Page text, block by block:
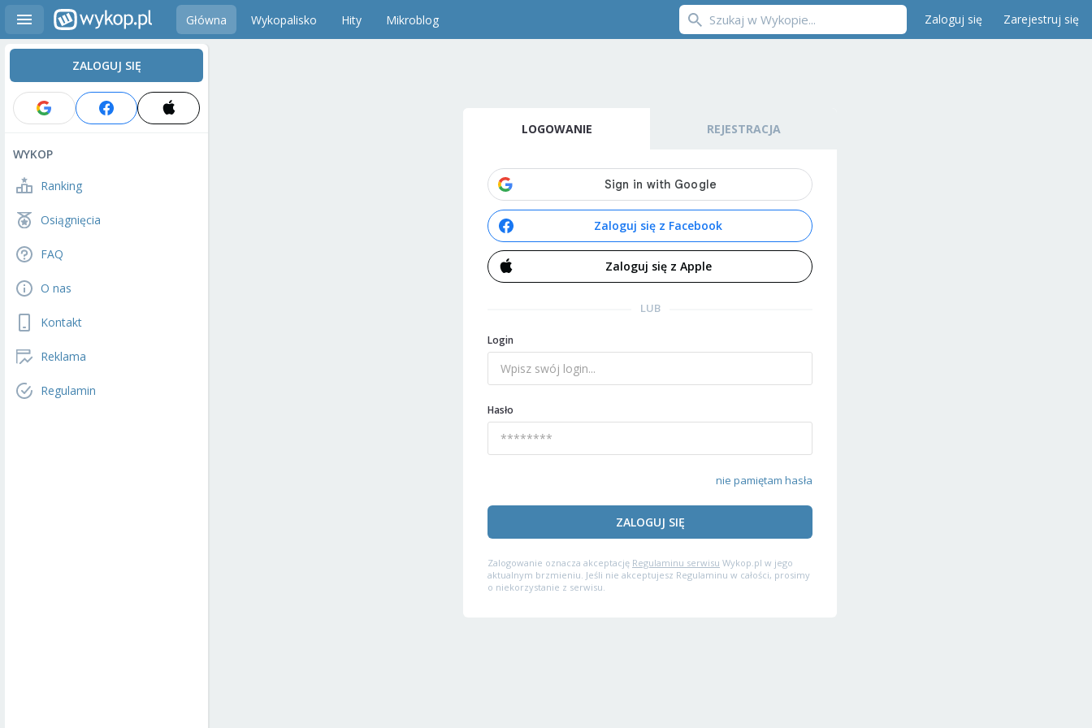
Główna Wykopalisko Hity Mikroblog Zaloguj się Zarejestruj się
ZALOGUJ SIĘ
WYKOP
Ranking
Osiągnięcia
FAQ
O nas
Kontakt
Reklama
Regulamin
LOGOWANIE REJESTRACJA
Zaloguj się z Facebook
Zaloguj się z Apple
LUB
Login
Hasło
nie pamiętam hasła
ZALOGUJ SIĘ
Zalogowanie oznacza akceptację Regulaminu serwisu Wykop.pl w jego
aktualnym brzmieniu. Jeśli nie akceptujesz Regulaminu w całości, prosimy
o niekorzystanie z serwisu.